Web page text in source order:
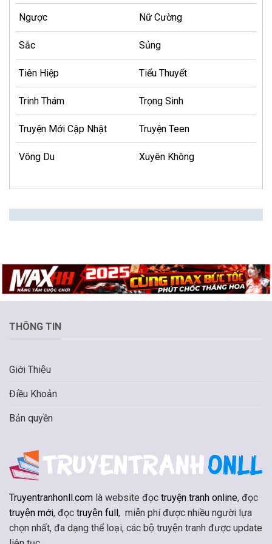
Ngược Nữ Cường
Sắc Sủng
Tiên Hiệp Tiểu Thuyết
Trinh Thám Trọng Sinh
Truyện Mới Cập Nhật Truyện Teen
Võng Du Xuyên Không
THÔNG TIN
Giới Thiệu
Điều Khoản
Bản quyền
Truyentranhonll.com là website đọc truyện tranh online, đọc
truyện mới, đọc truyện full , miễn phí được nhiều người lựa
chọn nhất, đa dạng thể loại, các bộ truyện tranh được update